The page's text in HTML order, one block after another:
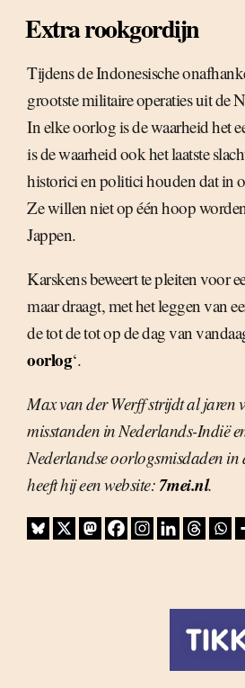
Extra rookgordijn
Tijdens de Indonesische
grootste militaire operaties uit de
In elke oorlog is de waarheid het
is de waarheid ook het laatste
historici en politici houden dat in
Ze willen niet op één hoop
Jappen.
Karskens beweert te pleiten voor
maar draagt, met het leggen van
de tot de tot op de dag van
oorlog‘.
Max van der Werff strijdt al jaren
misstanden in Nederlands-Indië
Nederlandse oorlogsmisdaden in
heeft hij een website: 7mei.nl.